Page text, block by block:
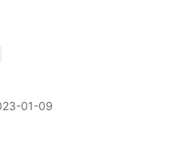
01-09